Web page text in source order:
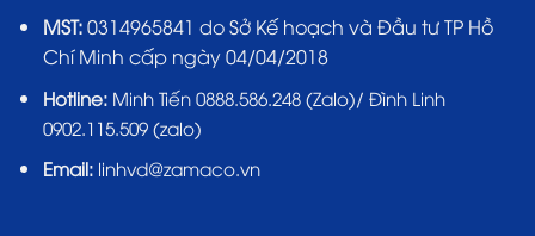
MST:0314965841 do Sở Kế hoạch và Đầu tư TP Hồ
Chí Minh cấp ngày 04/04/2018
Hotline: Minh Tiến 0888.586.248 (Zalo)/ Đình Linh
0902.115.509 (zalo)
Email:linhvd@zamaco.vn